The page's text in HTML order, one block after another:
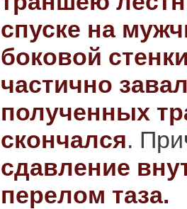
спуске на
боковой
частично
полученных
скончался.
сдавление
перелом таза.